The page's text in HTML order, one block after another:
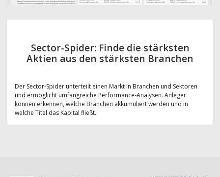
Sector-Spider: Finde die stärksten
Aktien aus den stärksten Branchen
Der Sector-Spider unterteilt einen Markt in Branchen und Sektoren
und ermöglicht umfangreiche Performance-Analysen. Anleger
können erkennen, welche Branchen akkumuliert werden und in
welche Titel das Kapital fließt.